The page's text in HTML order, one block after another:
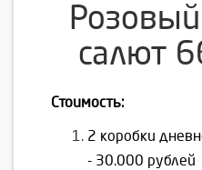
салют
Стоимость:
2 коробки
- 30.000 рублей